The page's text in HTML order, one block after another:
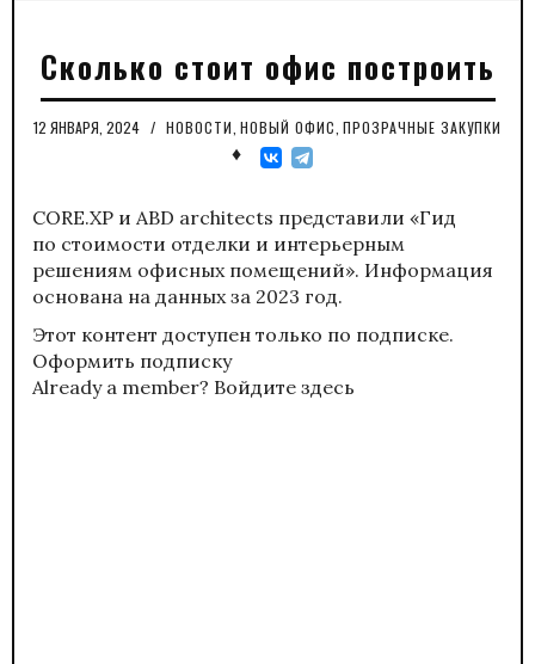
Сколько стоит офис построить
12 ЯНВАРЯ, 2024 / НОВОСТИ НОВЫЙ ОФИС ПРОЗРАЧНЫЕ ЗАКУПКИ
♦
CORE.XP и ABD architects представили «Гид
по стоимости отделки и интерьерным
решениям офисных помещений». Информация
основана на данных за 2023 год.
Этот контент доступен только по подписке.
Оформить подписку
Already a member? Войдите здесь